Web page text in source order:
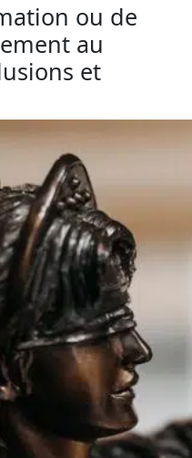
ou de
au
et